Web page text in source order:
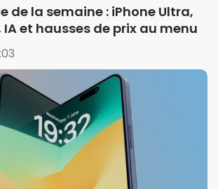
de la semaine : iPhone Ultra,
et hausses de prix au menu